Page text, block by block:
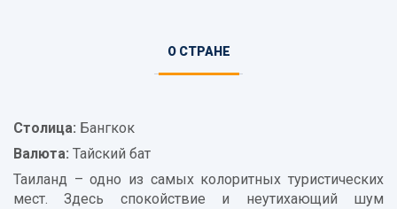
ИнформацияО СТРАНЕ
Столица: Бангкок
Валюта: Тайский бат
Таиланд – одно из самых колоритных туристических
мест. Здесь спокойствие и неутихающий шум